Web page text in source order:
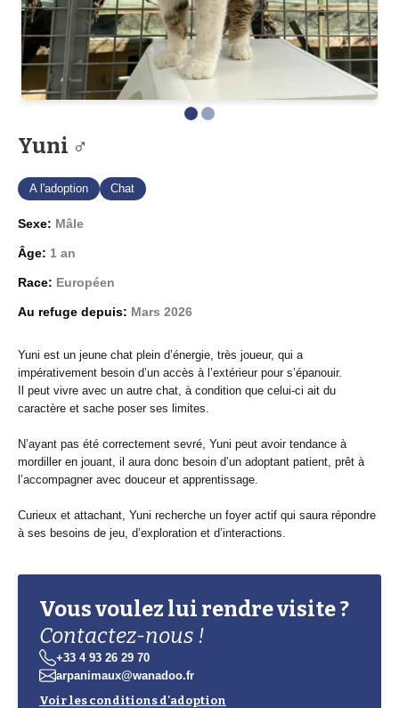
Yuni ♂
A l'adoption Chat
Sexe: Mâle
Âge: 1 an
Race: Européen
Au refuge depuis: Mars 2026
Yuni est un jeune chat plein d’énergie, très joueur, qui a
impérativement besoin d’un accès à l’extérieur pour s’épanouir.
Il peut vivre avec un autre chat, à condition que celui-ci ait du
caractère et sache poser ses limites.
N’ayant pas été correctement sevré, Yuni peut avoir tendance à
mordiller en jouant, il aura donc besoin d’un adoptant patient, prêt à
l’accompagner avec douceur et apprentissage.
Curieux et attachant, Yuni recherche un foyer actif qui saura répondre
à ses besoins de jeu, d’exploration et d’interactions.
Vous voulez lui rendre visite ?
Contactez-nous !
+33 4 93 26 29 70
arpanimaux@wanadoo.fr
Voir les conditions d'adoption